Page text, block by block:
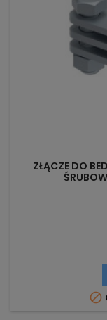
ZŁĄCZE DO
